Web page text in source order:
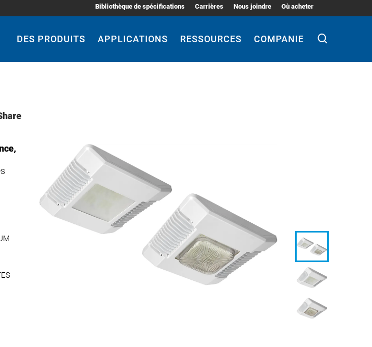
Bibliothèque de spécifications Carrières Nous joindre Où acheter
DES PRODUITS APPLICATIONS RESSOURCES COMPANIE